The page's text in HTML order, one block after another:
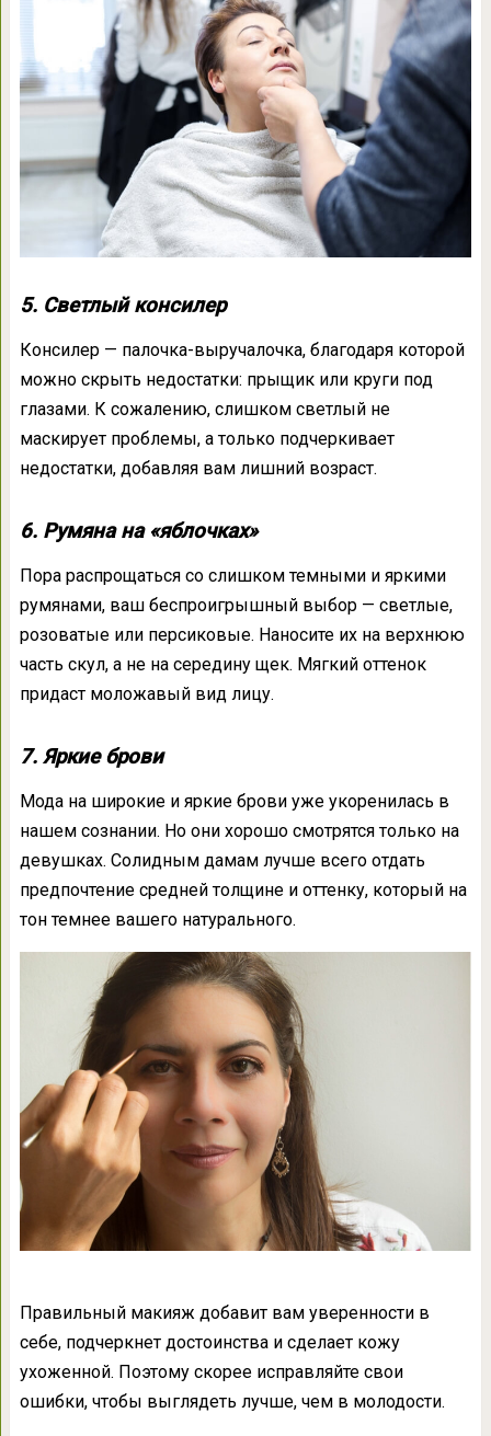
5. Светлый консилер
Консилер — палочка-выручалочка, благодаря которой
можно скрыть недостатки: прыщик или круги под
глазами. К сожалению, слишком светлый не
маскирует проблемы, а только подчеркивает
недостатки, добавляя вам лишний возраст.
6. Румяна на «яблочках»
Пора распрощаться со слишком темными и яркими
румянами, ваш беспроигрышный выбор — светлые,
розоватые или персиковые. Наносите их на верхнюю
часть скул, а не на середину щек. Мягкий оттенок
придаст моложавый вид лицу.
7. Яркие брови
Мода на широкие и яркие брови уже укоренилась в
нашем сознании. Но они хорошо смотрятся только на
девушках. Солидным дамам лучше всего отдать
предпочтение средней толщине и оттенку, который на
тон темнее вашего натурального.
Правильный макияж добавит вам уверенности в
себе, подчеркнет достоинства и сделает кожу
ухоженной. Поэтому скорее исправляйте свои
ошибки, чтобы выглядеть лучше, чем в молодости.